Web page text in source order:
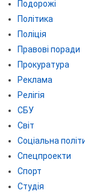
Подорожі
Політика
Поліція
Правові поради
Прокуратура
Реклама
Релігія
СБУ
Світ
Соціальна
Спецпроекти
Спорт
Студія